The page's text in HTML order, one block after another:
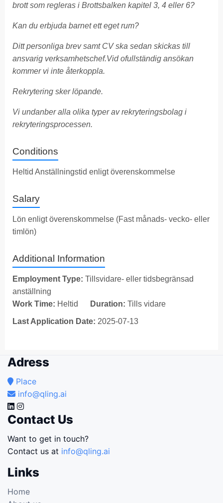
brott som regleras i Brottsbalken kapitel 3, 4 eller 6?
Kan du erbjuda barnet ett eget rum?
Ditt personliga brev samt CV ska sedan skickas till
ansvarig verksamhetschef.Vid ofullständig ansökan
kommer vi inte återkoppla.
Rekrytering sker löpande.
Vi undanber alla olika typer av rekryteringsbolag i
rekryteringsprocessen.
Conditions
Heltid Anställningstid enligt överenskommelse
Salary
Lön enligt överenskommelse (Fast månads- vecko- eller
timlön)
Additional Information
Employment Type: Tillsvidare- eller tidsbegränsad
anställning
Work Time: Heltid Duration: Tills vidare
Last Application Date: 2025-07-13
Adress
Place
info@qling.ai
Contact Us
Want to get in touch?
Contact us at info@qling.ai
Links
Home